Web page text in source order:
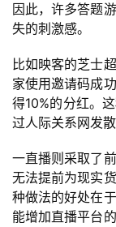
手
游
戏
机
游
戏
因此，许多答题
失的刺激感。
比如映客的芝士
家使用邀请码成
得10%的分红。
过人际关系网发
一直播则采取了
无法提前为现实
种做法的好处在
能增加直播平台